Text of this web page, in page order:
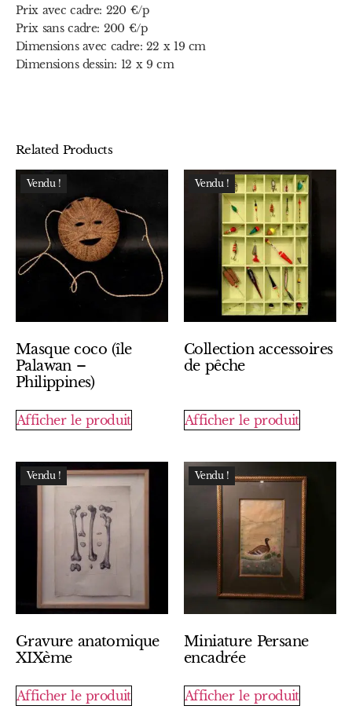
Prix avec cadre: 220 €/p
Prix sans cadre: 200 €/p
Dimensions avec cadre: 22 x 19 cm
Dimensions dessin: 12 x 9 cm
Related Products
Vendu !
Masque coco (île
Palawan –
Philippines)
Afficher le produit
Vendu !
Collection accessoires
de pêche
Afficher le produit
Vendu !
Gravure anatomique
XIXème
Afficher le produit
Vendu !
Miniature Persane
encadrée
Afficher le produit